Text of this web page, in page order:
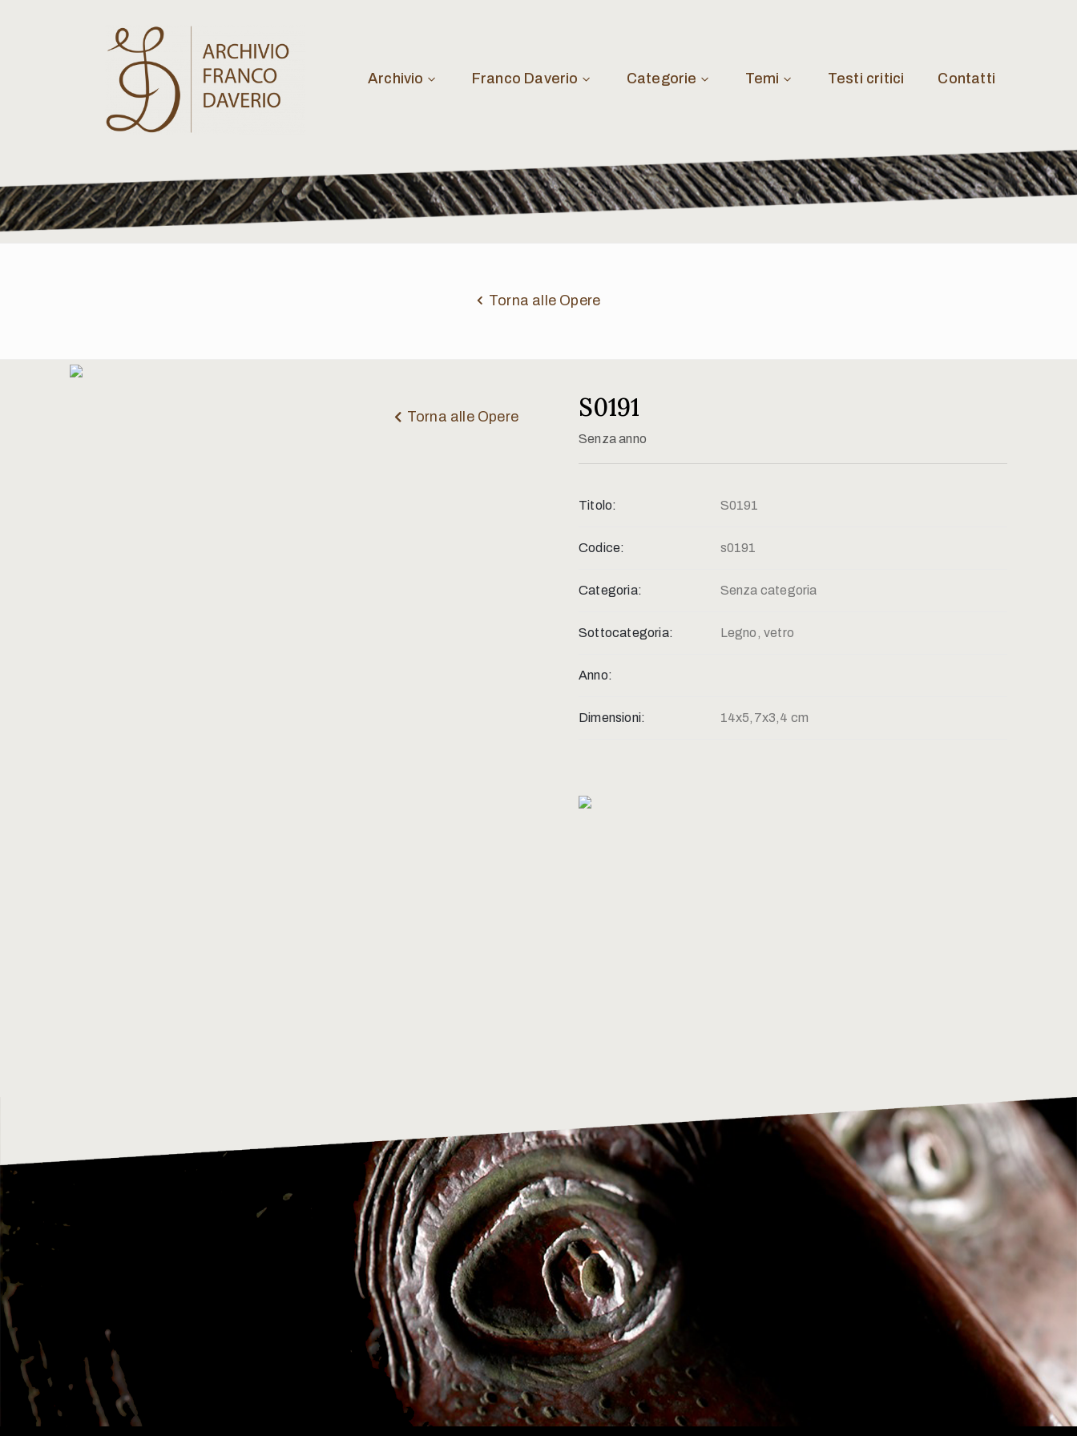
Archivio Franco Daverio Categorie Temi Testi critici Contatti
Torna alle Opere
Torna alle Opere S0191
Senza anno
Titolo: S0191
Codice: s0191
Categoria: Senza categoria
Sottocategoria: Legno, vetro
Anno:
Dimensioni: 14x5,7x3,4 cm